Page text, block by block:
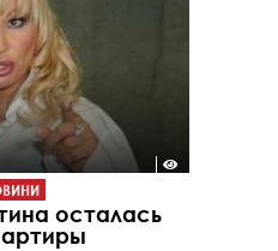
осталась